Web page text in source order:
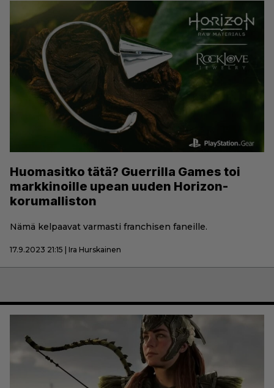
Huomasitko tätä? Guerrilla Games toi
markkinoille upean uuden Horizon-
korumalliston
Nämä kelpaavat varmasti franchisen faneille.
17.9.2023 21:15 | Ira Hurskainen